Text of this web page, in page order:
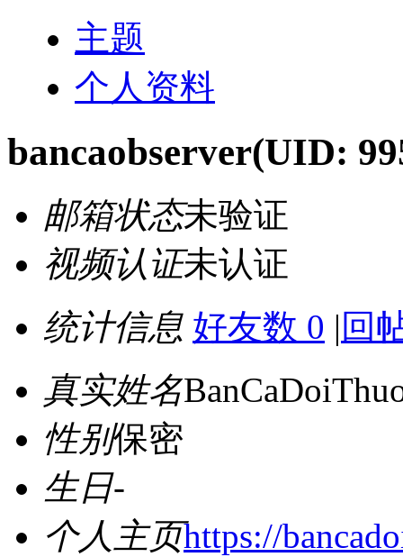
主题
个人资料
bancaobserver(UID:
邮箱状态未验证
视频认证未认证
统计信息 好友数 0 | 回
真实姓名
性别保密
生日-
个人主页https://